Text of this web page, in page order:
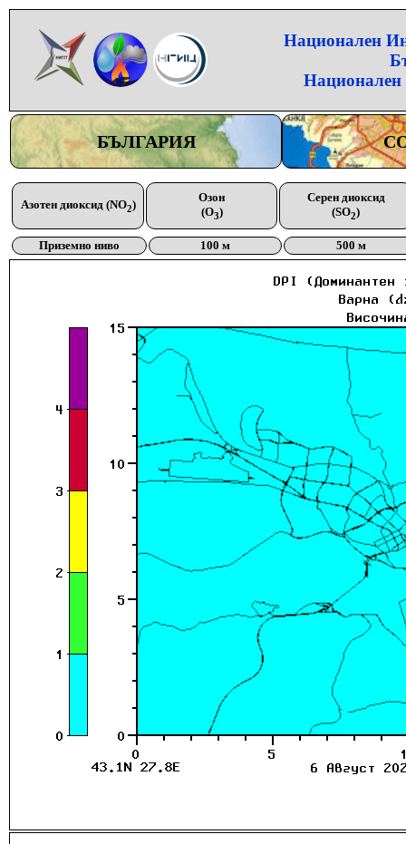
Национален
Национален
БЪЛГАРИЯ
Азотен диоксид (NO2)
Озон
(O3)
Серен диоксид
(SO2)
Приземно ниво 100 м 500 м